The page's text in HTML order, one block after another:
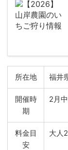
所在地 福井
開催時
期
2月
料金目
安
大人